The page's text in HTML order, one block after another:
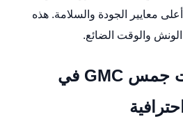
معايير الجودة والسلامة. هذه
والوقت الضائع.
فني تبديل بخاخات جمس GMC في